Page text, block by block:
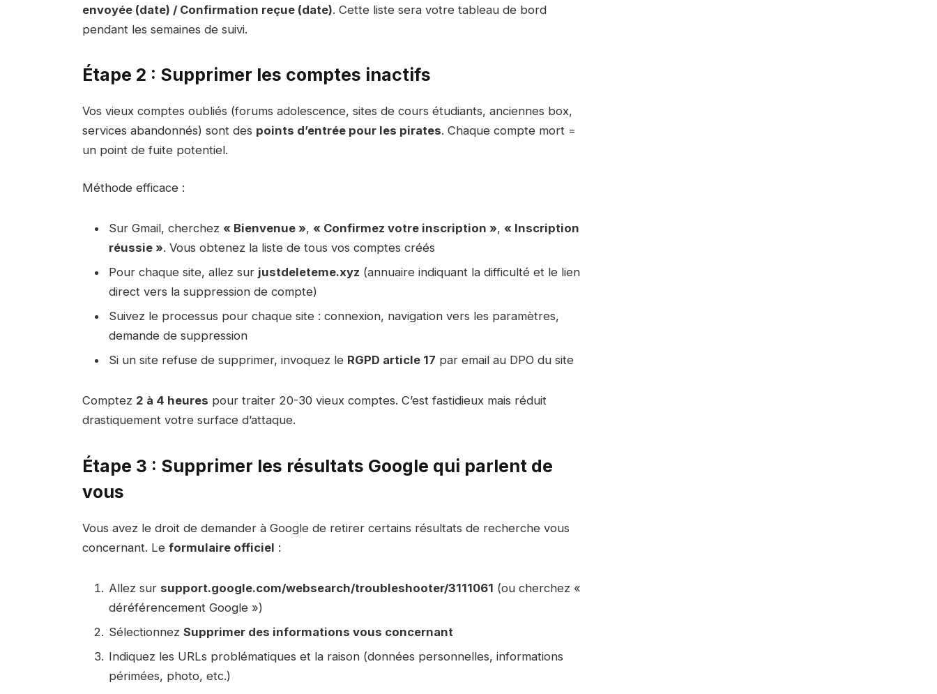
envoyée (date) / Confirmation reçue (date). Cette liste sera votre tableau de bord
pendant les semaines de suivi.
Étape 2 : Supprimer les comptes inactifs
Vos vieux comptes oubliés (forums adolescence, sites de cours étudiants, anciennes box,
services abandonnés) sont des points d’entrée pour les pirates. Chaque compte mort =
un point de fuite potentiel.
Méthode efficace :
Sur Gmail, cherchez « Bienvenue », « Confirmez votre inscription », « Inscription
réussie ». Vous obtenez la liste de tous vos comptes créés
Pour chaque site, allez sur justdeleteme.xyz (annuaire indiquant la difficulté et le lien
direct vers la suppression de compte)
Suivez le processus pour chaque site : connexion, navigation vers les paramètres,
demande de suppression
Si un site refuse de supprimer, invoquez le RGPD article 17 par email au DPO du site
Comptez 2 à 4 heures pour traiter 20-30 vieux comptes. C’est fastidieux mais réduit
drastiquement votre surface d’attaque.
Étape 3 : Supprimer les résultats Google qui parlent de
vous
Vous avez le droit de demander à Google de retirer certains résultats de recherche vous
concernant. Le formulaire officiel :
Allez sur support.google.com/websearch/troubleshooter/3111061 (ou cherchez «
déréférencement Google »)
Sélectionnez Supprimer des informations vous concernant
Indiquez les URLs problématiques et la raison (données personnelles, informations
périmées, photo, etc.)